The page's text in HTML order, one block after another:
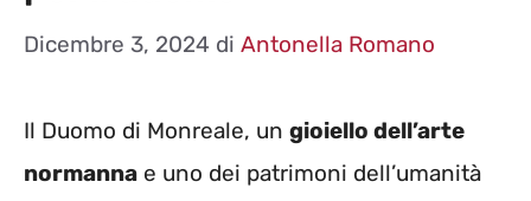
Dicembre 3, 2024 di Antonella Romano
Il Duomo di Monreale, un gioiello dell’arte
normanna e uno dei patrimoni dell’umanità